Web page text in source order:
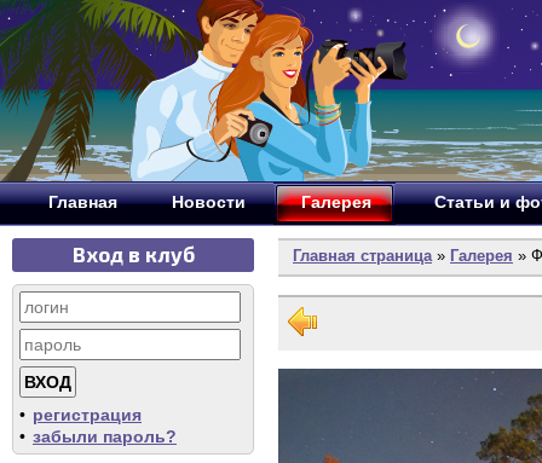
Главная Новости Галерея Статьи и
Вход в клуб
• регистрация
• забыли пароль?
Главная страница» Галерея »